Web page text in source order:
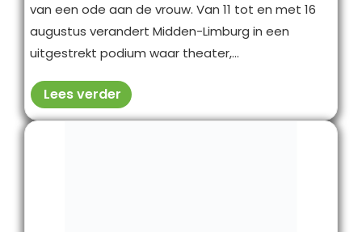
van een ode aan de vrouw. Van 11 tot en met 16
augustus verandert Midden-Limburg in een
uitgestrekt podium waar theater,...
Lees verder